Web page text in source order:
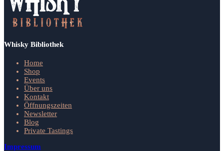
Whisky Bibliothek
Home
Shop
Events
Über uns
Kontakt
Öffnungszeiten
Newsletter
Blog
Private Tastings
Impressum